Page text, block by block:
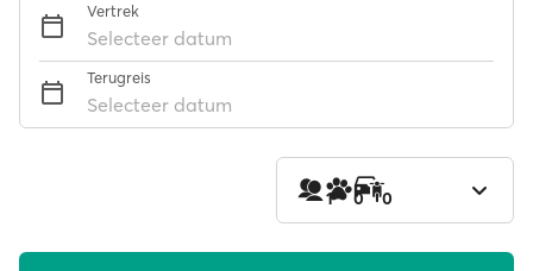
Vertrek
Selecteer datum
Terugreis
Selecteer datum
1 0 0